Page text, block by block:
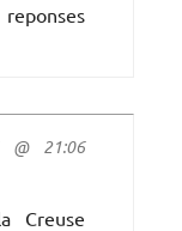
21:06
Creuse